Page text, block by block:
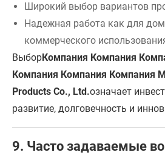
Широкий выбор вариантов
Надежная работа как для
коммерческого
ВыборКомпания Компания
Компания Компания Компания
Products Co., Ltd.означает
развитие, долговечность и
9. Часто задаваемые